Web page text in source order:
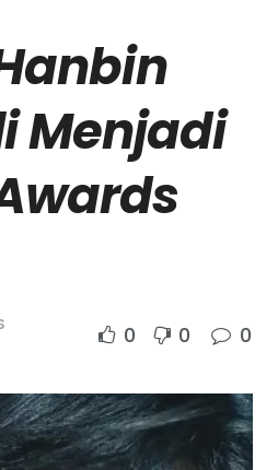
Menjadi
0 0 0